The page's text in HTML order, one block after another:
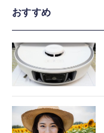
おすすめ